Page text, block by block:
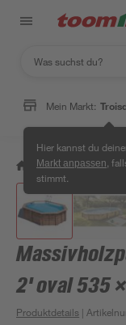
Mein Markt:
Hier kannst du
Markt anpassen ,
stimmt.
/ Garten & Freizeit
2' oval 535
Produktdetails |